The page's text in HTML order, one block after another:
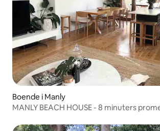
Boende i Manly
MANLY BEACH HOUSE - 8 minuters